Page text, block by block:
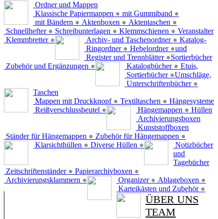
Ordner und Mappen
Klassische Papiermappen ● mit Gummiband ●
mit Bändern ● Aktenboxen ● Aktentaschen ●
Schnellhefter ● Schreibunterlagen ● Klemmschienen ●
Klemmbretter ●
Veranstalter
Archiv- und Taschenordner ●
Ringordner ● Hebelordner ●
Register und Trennblätter ●
Zubehör und Ergänzungen ●
Katalog-
und
Sortierbücher
Katalogbücher ●
Sortierbücher ●
Unterschriftenbücher ●
Etuis,
Umschläge,
Taschen
Mappen mit Druckknopf ● Textiltaschen ●
Reißverschlussbeutel ●
Hängesysteme
Hängemappen ●
Ständer für Hängemappen ● Zubehör für Hängemappen ●
Hüllen
Klarsichthüllen ● Diverse Hüllen ●
Archivierungsboxen
Zeitschriftenständer ● Papierarchivboxen ●
Archivierungsklammern ●
Kunststoffboxen
Organizer ● Ablageboxen ●
Karteikästen und Zubehör ●
Notizbücher
und
Tagebücher
ÜBER UNS
TEAM